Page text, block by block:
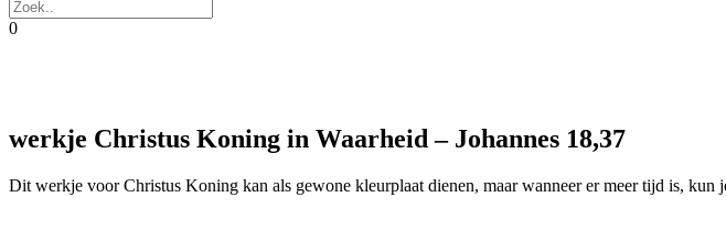
0
werkje Christus Koning in Waarheid – Johannes 18,37
Dit werkje voor Christus Koning kan als gewone kleurplaat dienen, maar wanneer er meer tijd is, kun